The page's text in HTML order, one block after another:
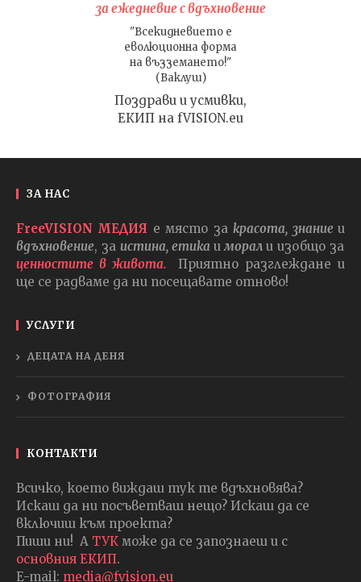
за ежедневие с вдъхновение
"Всекидневието е
еволюционна форма
на възземането!"
(Ваклуш)
Поздрави и усмивки,
ЕКИП на fVISION.eu
ЗА НАС
FreeVISION МЕДИЯ е място закрасота, знаниеи
вдъхновение, за истина, етика и морали изобщо за
ценностите в живота.
Приятно разглеждане и
ще се радваме да ни посещавате отново!
УСЛУГИ
ДЕЦАТА НА ДЕНЯ
ФОТОГРАФИЯ
КОНТАКТИ
Всичко, което виждаш тук те вдъхновява?
Искаш да ни посъветваш нещо? Искаш да се
включиш към проекта?
Пиши ни! А ТУК може да се запознаеш и с
основния ЕКИП.
E-mail: media@fvision.eu